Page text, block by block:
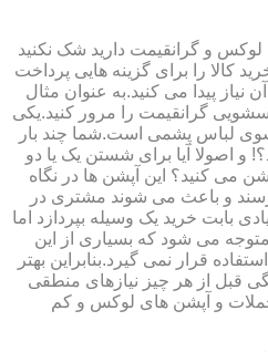
و گرانقیمت دارید شک نکنید
کالا را برای گزینه هایی پرداخت
نیاز پیدا می کنید.به عنوان مثال
گرانقیمت را مرور کنید.یکی
لباس پشمی است.شما چند بار
اصولا آیا برای شستن یک یا دو
می کنید؟ این آپشن ها در نگاه
رسند و باعث می شوند مشتری در
بابت خرید یک وسیله بپردازد اما
متوجه می شود که بسیاری از این
قرار نمی گیرد.بنابراین بهتر
قبل از هر چیز نیازهای منطقی
و آپشن های لوکس و کم